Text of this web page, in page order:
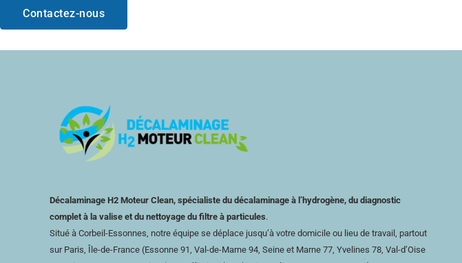
Contactez-nous
Décalaminage H2 Moteur Clean, spécialiste du décalaminage à l’hydrogène, du diagnostic
complet à la valise et du nettoyage du filtre à particules.
Situé à Corbeil-Essonnes, notre équipe se déplace jusqu’à votre domicile ou lieu de travail, partout
sur Paris, Île-de-France (Essonne 91, Val-de-Marne 94, Seine et Marne 77, Yvelines 78, Val-d’Oise